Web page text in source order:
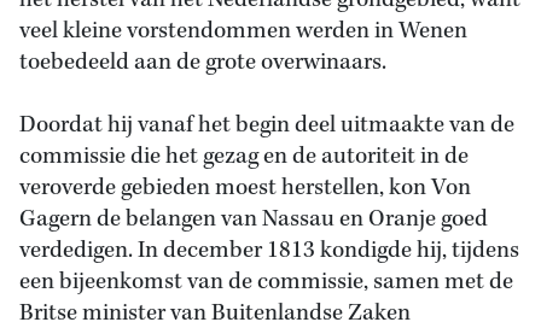
veel kleine vorstendommen werden in Wenen
toebedeeld aan de grote overwinaars.
Doordat hij vanaf het begin deel uitmaakte van de
commissie die het gezag en de autoriteit in de
veroverde gebieden moest herstellen, kon Von
Gagern de belangen van Nassau en Oranje goed
verdedigen. In december 1813 kondigde hij, tijdens
een bijeenkomst van de commissie, samen met de
Britse minister van Buitenlandse Zaken